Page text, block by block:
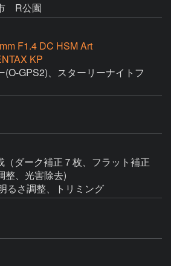
R公園
F1.4 DC HSM Art
KP
(O-GPS2)、スターリーナイトフ
（ダーク補正７枚、フラット補正
整、光害除去)
るさ調整、トリミング